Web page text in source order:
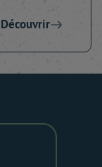
Découvrir